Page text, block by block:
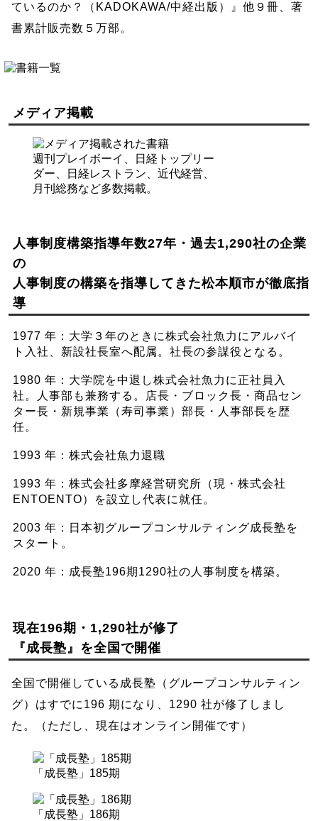
ているのか？（KADOKAWA/中経出版）』他９冊、著
書累計販売数５万部。
メディア掲載
週刊プレイボーイ、日経トップリー
ダー、日経レストラン、近代経営、
月刊総務など多数掲載。
人事制度構築指導年数27年・過去1,290社の企業
の
人事制度の構築を指導してきた松本順市が徹底指
導
1977 年：大学３年のときに株式会社魚力にアルバイ
ト入社、新設社長室へ配属。社長の参謀役となる。
1980 年：大学院を中退し株式会社魚力に正社員入
社。人事部も兼務する。店長・ブロック長・商品セン
ター長・新規事業（寿司事業）部長・人事部長を歴
任。
1993 年：株式会社魚力退職
1993 年：株式会社多摩経営研究所（現・株式会社
ENTOENTO）を設立し代表に就任。
2003 年：日本初グループコンサルティング成長塾を
スタート。
2020 年：成長塾196期1290社の人事制度を構築。
現在196期・1,290社が修了
『成長塾』を全国で開催
全国で開催している成長塾（グループコンサルティン
グ）はすでに196 期になり、1290 社が修了しまし
た。（ただし、現在はオンライン開催です）
「成長塾」185期
「成長塾」186期